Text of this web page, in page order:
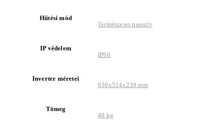
Hűtési mód
Természetes passzív
IP védelem
IP66
Inverter méretei
630x514x239 mm
Tömeg
48 kg